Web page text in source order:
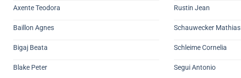
Axente Teodora
Baillon Agnes
Bigaj Beata
Blake Peter
Rustin Jean
Schauwecker Mathias
Schleime Cornelia
Segui Antonio